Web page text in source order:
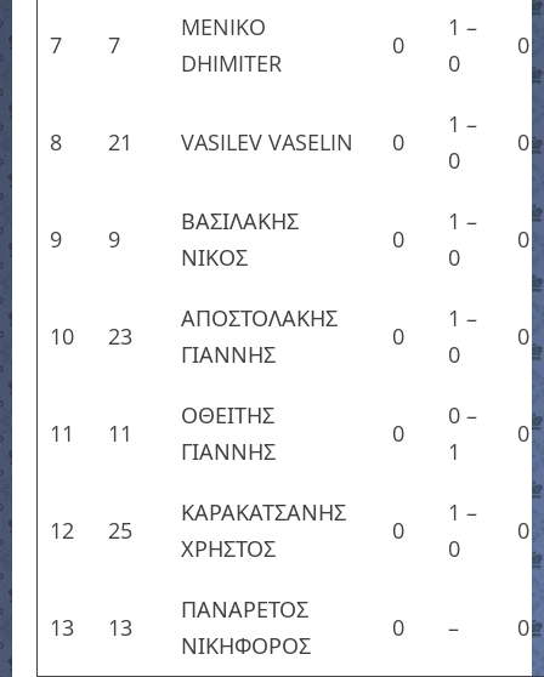
7 7
MENIKO
DHIMITER
0
1 –
0
0
8 21 VASILEV VASELIN 0
1 –
0
0
9 9
ΒΑΣΙΛΑΚΗΣ
ΝΙΚΟΣ
0
1 –
0
0
10 23
ΑΠΟΣΤΟΛΑΚΗΣ
ΓΙΑΝΝΗΣ
0
1 –
0
0
11 11
ΟΘΕΙΤΗΣ
ΓΙΑΝΝΗΣ
0
0 –
1
0
12 25
ΚΑΡΑΚΑΤΣΑΝΗΣ
ΧΡΗΣΤΟΣ
0
1 –
0
0
13 13
ΠΑΝΑΡΕΤΟΣ
ΝΙΚΗΦΟΡΟΣ
0 – 0